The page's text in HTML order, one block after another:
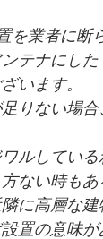
を業者に断
テナにした
います。
りない場
ルしている
ない時もあ
に高層な建
置の意味が